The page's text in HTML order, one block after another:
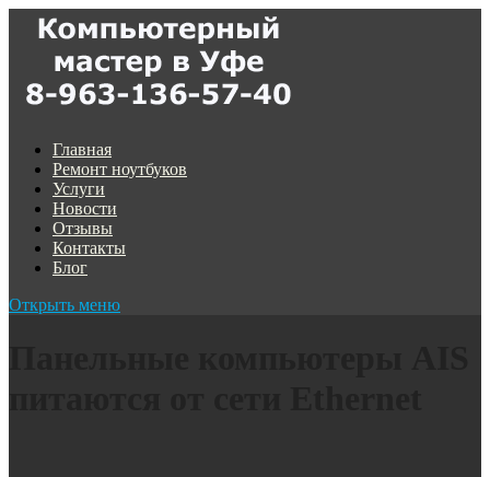
Главная
Ремонт ноутбуков
Услуги
Новости
Отзывы
Контакты
Блог
Открыть меню